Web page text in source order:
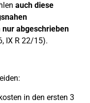
auch diese
nur abgeschrieben
IX R 22/15).
in den ersten 3